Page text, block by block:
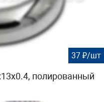
37 ₽/шт
полированный